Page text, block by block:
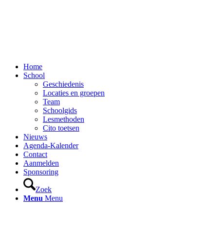
Home
School
Geschiedenis
Locaties en groepen
Team
Schoolgids
Lesmethoden
Cito toetsen
Nieuws
Agenda-Kalender
Contact
Aanmelden
Sponsoring
Zoek
Menu Menu